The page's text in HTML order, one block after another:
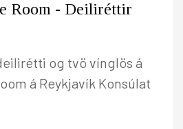
Room - Deiliréttir
og tvö vínglös á
á Reykjavík Konsúlat